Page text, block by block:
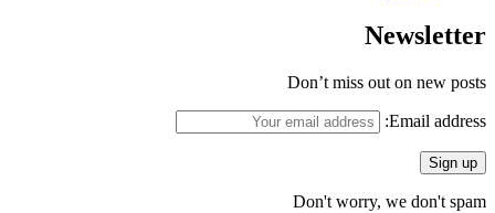
Newsletter
Don’t miss out on new posts
Email address:
Don't worry, we don't spam